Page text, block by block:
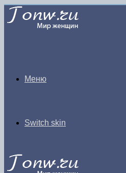
Меню
Switch skin